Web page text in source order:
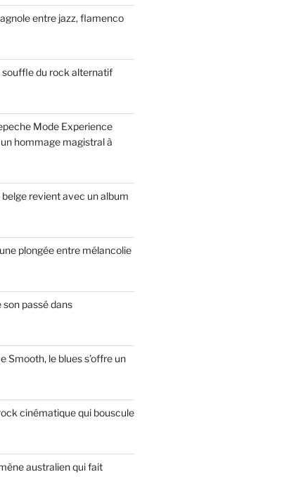
entre jazz, flamenco
souffle du rock alternatif
Mode Experience
hommage magistral à
revient avec un album
une plongée entre mélancolie
passé dans
Smooth, le blues s’offre un
cinématique qui bouscule
australien qui fait